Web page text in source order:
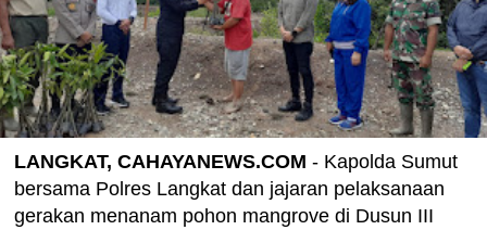
LANGKAT, CAHAYANEWS.COM - Kapolda Sumut
bersama Polres Langkat dan jajaran pelaksanaan
gerakan menanam pohon mangrove di Dusun III